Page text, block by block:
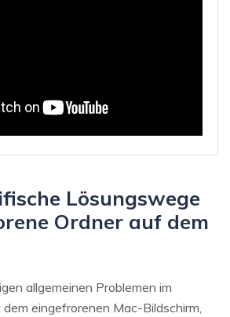
Lösungswege
Ordner auf dem
allgemeinen Problemen im
eingefrorenen Mac-Bildschirm,